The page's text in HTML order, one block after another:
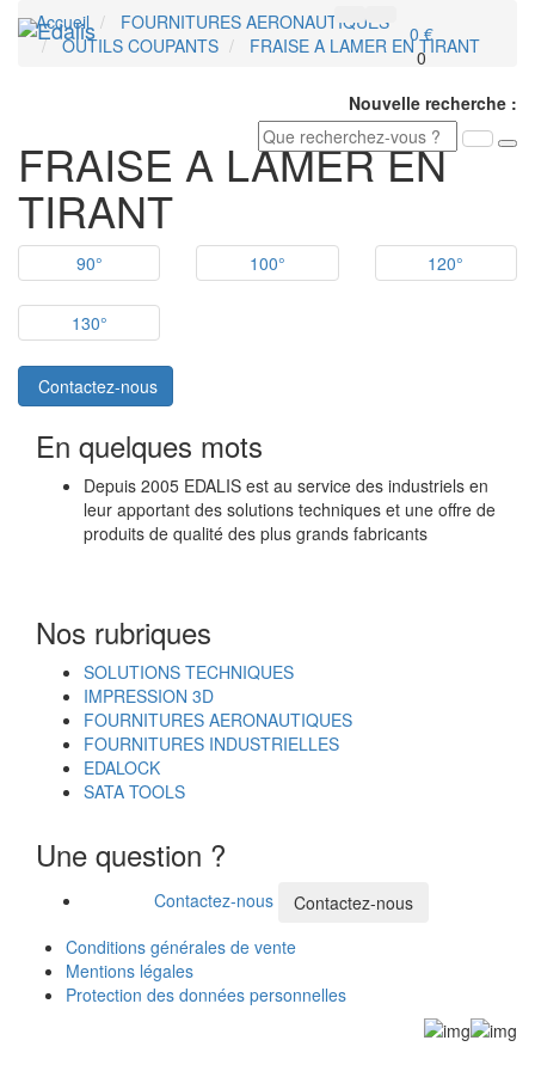
0 €
0
Nouvelle recherche :
Accueil
FOURNITURES AERONAUTIQUES
OUTILS COUPANTS
FRAISE A LAMER EN TIRANT
FRAISE A LAMER EN
TIRANT
90° 100° 120°
130°
Contactez-nous
En quelques mots
Depuis 2005 EDALIS est au service des industriels en
leur apportant des solutions techniques et une offre de
produits de qualité des plus grands fabricants
Nos rubriques
SOLUTIONS TECHNIQUES
IMPRESSION 3D
FOURNITURES AERONAUTIQUES
FOURNITURES INDUSTRIELLES
EDALOCK
SATA TOOLS
Une question ?
Contactez-nous
Contactez-nous
Conditions générales de vente
Mentions légales
Protection des données personnelles